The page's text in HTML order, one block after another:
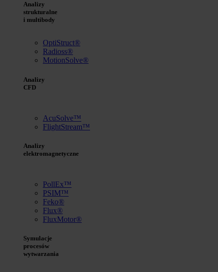
Analizy
strukturalne
i multibody
OptiStruct®
Radioss®
MotionSolve®
Analizy
CFD
AcuSolve™
FlightStream™
Analizy
elektromagnetyczne
PollEx™
PSIM™
Feko®
Flux®
FluxMotor®
Symulacje
procesów
wytwarzania